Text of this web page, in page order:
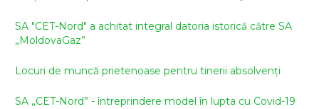
SA "CET-Nord" a achitat integral datoria istorică către SA
„MoldovaGaz”
Locuri de muncă prietenoase pentru tinerii absolvenți
SA „CET-Nord” - întreprindere model în lupta cu Covid-19